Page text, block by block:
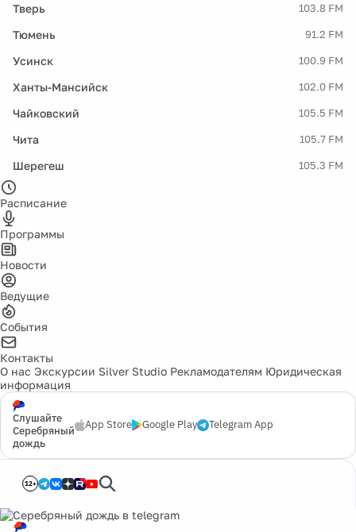
Тверь 103.8 FM
Тюмень 91.2 FM
Усинск 100.9 FM
Ханты-Мансийск 102.0 FM
Чайковский 105.5 FM
Чита 105.7 FM
Шерегеш 105.3 FM
Расписание
Программы
Новости
Ведущие
События
Контакты
О нас Экскурсии Silver Studio Рекламодателям Юридическая
информация
Слушайте
Серебряный
дождь
App Store Google Play Telegram App
12+